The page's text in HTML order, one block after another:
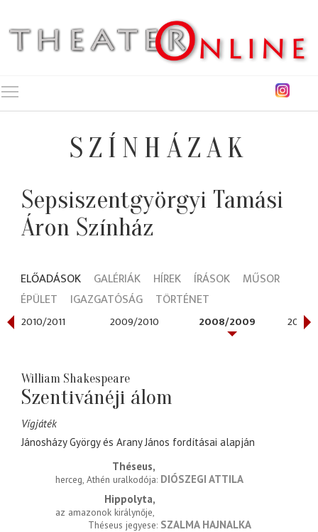
SZÍNHÁZAK
Sepsiszentgyörgyi Tamási
Áron Színház
ELŐADÁSOK GALÉRIÁK HÍREK ÍRÁSOK
MŰSOR
ÉPÜLET
IGAZGATÓSÁG TÖRTÉNET
2010/2011 2009/2010 2008/2009 2007/
William Shakespeare
Szentivánéji álom
Vígjáték
Jánosházy György és Arany János fordításai alapján
Théseus
herceg, Athén uralkodója DIÓSZEGI ATTILA
Hippolyta
az amazonok királynője,
Théseus jegyese SZALMA HAJNALKA